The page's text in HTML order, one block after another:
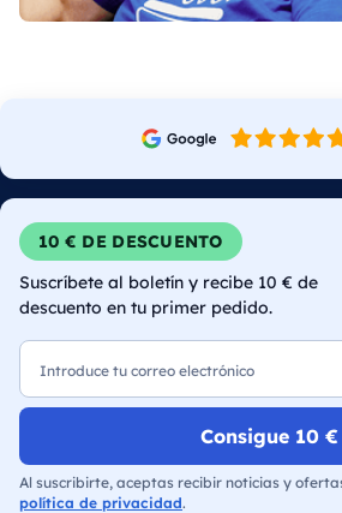
10 € DE DESCUENTO
Suscríbete al boletín y recibe 10 € de
descuento en tu primer pedido.
Consigue 10 €
Al suscribirte, aceptas recibir noticias y
política de privacidad.